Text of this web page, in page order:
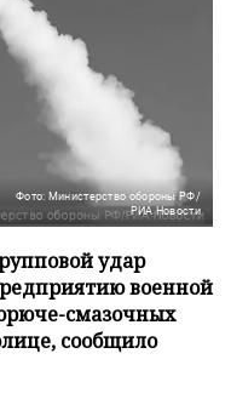
Фото: Министерство обороны РФ/
РИА Новости
удар
военной
смазочных
сообщило